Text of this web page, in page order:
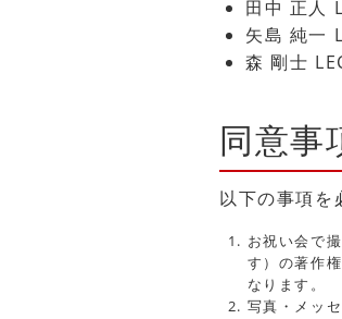
田中 正人
矢島 純一
森 剛士
同意事
以下の事項を
お祝い会で
す）の著作
なります。
写真・メッ